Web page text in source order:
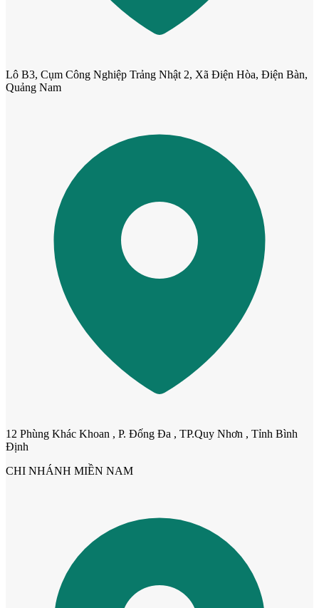
Cửa Nhựa Đài Loan
Cửa Nhựa Cao Cấp
Lô B3, Cụm Công Nghiệp Trảng Nhật 2, Xã Điện Hòa, Điện Bàn,
Quảng Nam
12 Phùng Khác Khoan , P. Đống Đa , TP.Quy Nhơn , Tỉnh Bình
Định
CHI NHÁNH MIỀN NAM